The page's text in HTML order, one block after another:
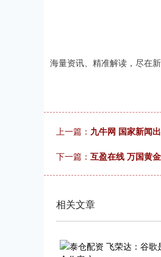
海量资讯、精准解读，尽在
上一篇： 九牛网 国家新闻
下一篇： 互盈在线 万国黄
相关文章